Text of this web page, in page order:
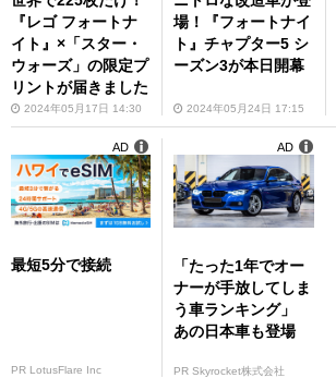
『レゴ フォートナ
イト』×「スター・
ウォーズ」の限定プ
リントが届きました
2024年05月17日 14:30
場！『フォートナイ
ト』チャプター5 シ
ーズン3が本日開幕
2024年05月24日 17:15
最短5分で接続
PR LotusFlare Inc
AD
「たった1年でオー
ナーが手放してしま
う車ランキング」
あの日本車も登場
PR Skyrocket株式会社
AD